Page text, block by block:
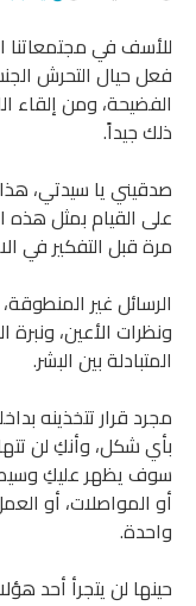
للأسف في مجتمعاتنا
فعل حيال التحرش
الفضيحة، ومن إلقاء
ذلك جيداً.
صدقيني يا سيدتي،
على القيام بمثل
مرة قبل التفكير في
الرسائل غير
المتبادلة بين البشر.
مجرد قرار تتخذينه
بأي شكل، وأنكِ لن
سوف يظهر عليكِ
أو المواصلات، أو
واحدة.
حينها لن يتجرأ أحد